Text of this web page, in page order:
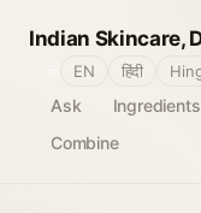
Indian Skincare,
Ask Ingredients
Combine
EN हिंदी